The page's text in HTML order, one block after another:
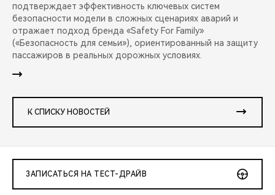
подтверждает эффективность ключевых систем
безопасности модели в сложных сценариях аварий и
отражает подход бренда «Safety For Family»
(«Безопасность для семьи»), ориентированный на защиту
пассажиров в реальных дорожных условиях.
К СПИСКУ НОВОСТЕЙ
ЗАПИСАТЬСЯ НА ТЕСТ-ДРАЙВ